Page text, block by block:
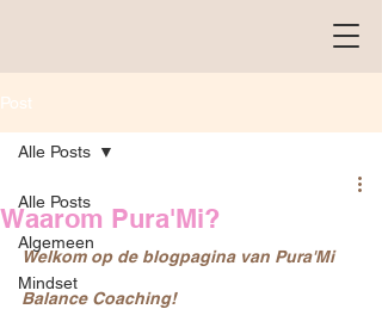
Post
Alle Posts
Algemeen
Mindset
Alle Posts
Waarom Pura'Mi?
Welkom op de blogpagina van Pura'Mi
Balance Coaching!